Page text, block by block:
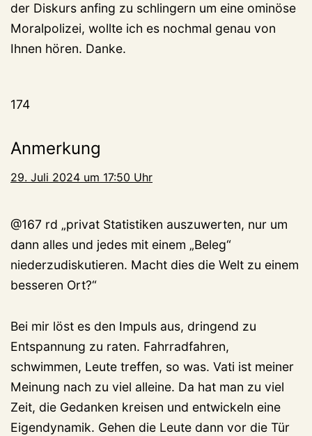
der Diskurs anfing zu schlingern um eine ominöse
Moralpolizei, wollte ich es nochmal genau von
Ihnen hören. Danke.
174
Anmerkung
29. Juli 2024 um 17:50 Uhr
@167 rd „privat Statistiken auszuwerten, nur um
dann alles und jedes mit einem „Beleg“
niederzudiskutieren. Macht dies die Welt zu einem
besseren Ort?“
Bei mir löst es den Impuls aus, dringend zu
Entspannung zu raten. Fahrradfahren,
schwimmen, Leute treffen, so was. Vati ist meiner
Meinung nach zu viel alleine. Da hat man zu viel
Zeit, die Gedanken kreisen und entwickeln eine
Eigendynamik. Gehen die Leute dann vor die Tür